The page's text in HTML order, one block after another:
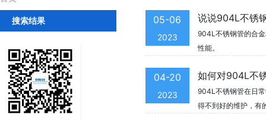
搜索结果 05-06
2023
说说904L不锈
904L不锈钢管的合
性能。
04-20
2023
如何对904L不
904L不锈钢管在日
得不到好的维护，有